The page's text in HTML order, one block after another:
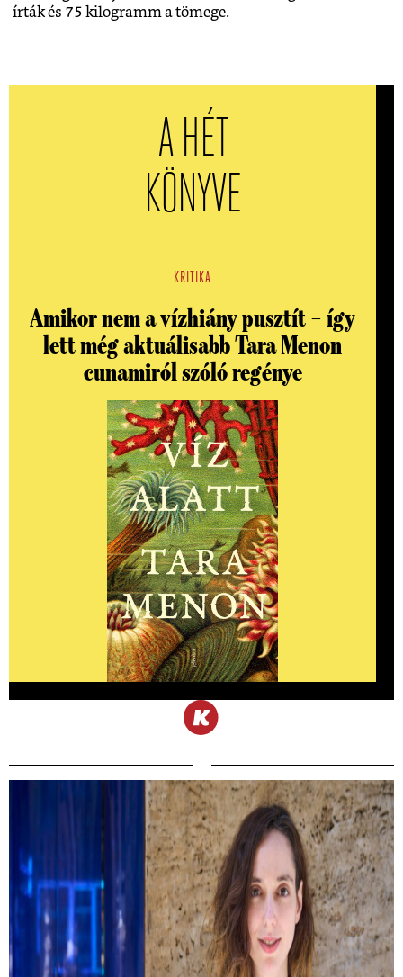
írták és 75 kilogramm a tömege.
A HÉT
KÖNYVE
KRITIKA
Amikor nem a vízhiány pusztít – így
lett még aktuálisabb Tara Menon
cunamiról szóló regénye